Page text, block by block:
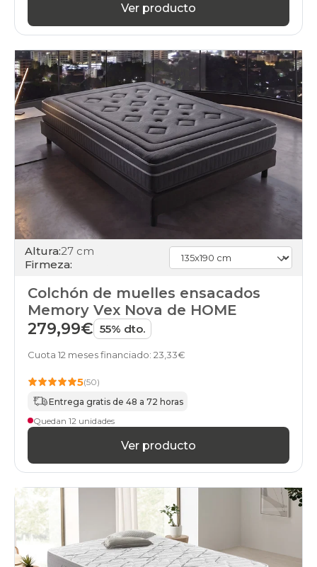
Ver producto
Altura:27 cm
Firmeza:
Colchón de muelles ensacados
Memory Vex Nova de HOME
279,99€ 55% dto.
Cuota 12 meses financiado: 23,33€
5(50)
Entrega gratis de 48 a 72 horas
Quedan 12 unidades
Ver producto